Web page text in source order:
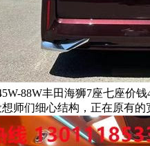
88W丰田海狮7座七座价
师们细心结构，正在原有